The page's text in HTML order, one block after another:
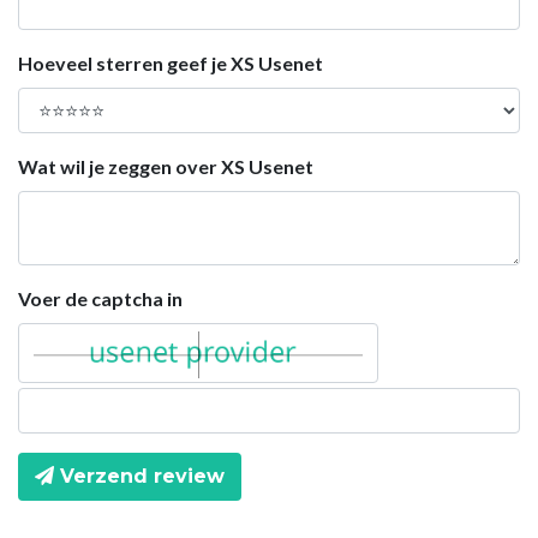
Hoeveel sterren geef je XS Usenet
Wat wil je zeggen over XS Usenet
Voer de captcha in
Verzend review